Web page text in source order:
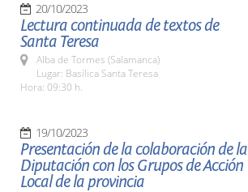
20/10/2023
Lectura continuada de textos de
Santa Teresa
Alba de Tormes (Salamanca)
Lugar: Basílica Santa Teresa
Hora: 09:30 h.
19/10/2023
Presentación de la colaboración de la
Diputación con los Grupos de Acción
Local de la provincia